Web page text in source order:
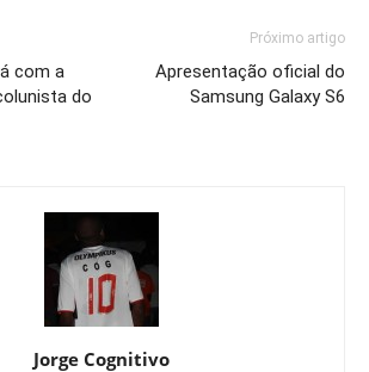
com a
do
Próximo artigo
Apresentação oficial do
Samsung Galaxy S6
Jorge Cognitivo